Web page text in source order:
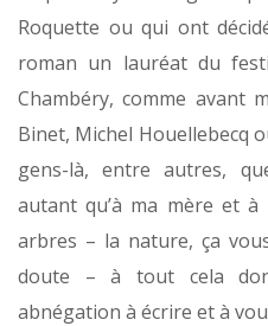
Roquette ou qui ont
roman un lauréat du
Chambéry, comme avant
Binet, Michel Houellebecq
gens-là, entre autres,
autant qu’à ma mère et
arbres – la nature, ça
doute – à tout cela
abnégation à écrire et à